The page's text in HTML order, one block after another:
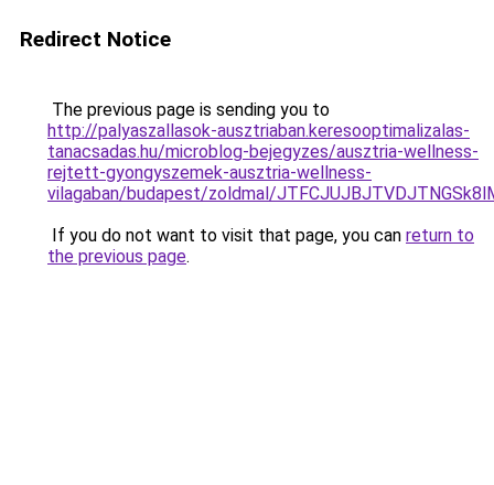
Redirect Notice
The previous page is sending you to
http://palyaszallasok-ausztriaban.keresooptimalizalas-
tanacsadas.hu/microblog-bejegyzes/ausztria-wellness-
rejtett-gyongyszemek-ausztria-wellness-
vilagaban/budapest/zoldmal/
If you do not want to visit that page, you can return to
the previous page.